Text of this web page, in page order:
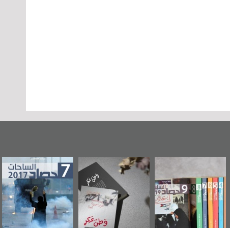
جديدة لمعتقل
عسكري تصدر عن
«مرآة البحرين»
حصاد 2017
عاشوراء البحرين...
ويكيليكس السفارة
الأمريكية